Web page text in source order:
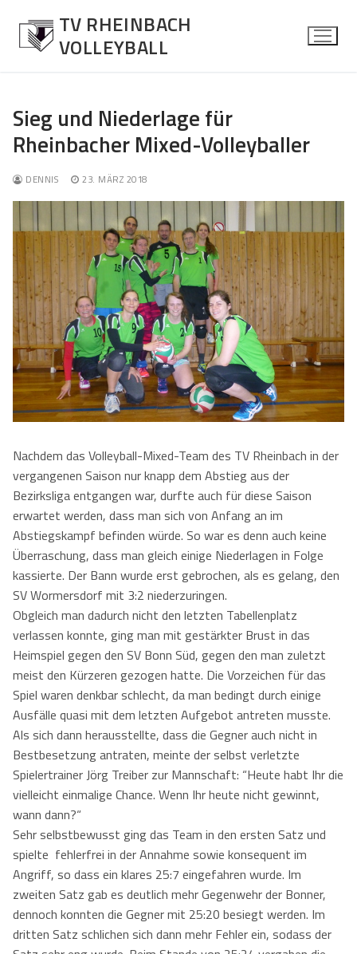
Inhalt
springen
TV RHEINBACH
VOLLEYBALL
News
Allgemein
Spielberichte
Herren
Über die Mannschaft
Kontaktformular
Damen
Über die Mannschaft
Kontaktformular
Mixed
Über die Mannschaft
Kontaktformular
Jugend
Über die Mannschaft
Kontaktformular
Senioren Mixed
Über die Mannschaft
Kontaktformular
Fotos
Herren
Damen
Mixed
Kontakt
Kontaktformular
Anfahrt
Impressum
Datenschutzerklärung
Jobs
Sieg und Niederlage für
Rheinbacher Mixed-Volleyballer
DENNIS 23. MÄRZ 2018
Nachdem das Volleyball-Mixed-Team des TV Rheinbach in der
vergangenen Saison nur knapp dem Abstieg aus der
Bezirksliga entgangen war, durfte auch für diese Saison
erwartet werden, dass man sich von Anfang an im
Abstiegskampf befinden würde. So war es denn auch keine
Überraschung, dass man gleich einige Niederlagen in Folge
kassierte. Der Bann wurde erst gebrochen, als es gelang, den
SV Wormersdorf mit 3:2 niederzuringen.
Obgleich man dadurch nicht den letzten Tabellenplatz
verlassen konnte, ging man mit gestärkter Brust in das
Heimspiel gegen den SV Bonn Süd, gegen den man zuletzt
meist den Kürzeren gezogen hatte. Die Vorzeichen für das
Spiel waren denkbar schlecht, da man bedingt durch einige
Ausfälle quasi mit dem letzten Aufgebot antreten musste.
Als sich dann herausstellte, dass die Gegner auch nicht in
Bestbesetzung antraten, meinte der selbst verletzte
Spielertrainer Jörg Treiber zur Mannschaft: “Heute habt Ihr die
vielleicht einmalige Chance. Wenn Ihr heute nicht gewinnt,
wann dann?“
Sehr selbstbewusst ging das Team in den ersten Satz und
spielte fehlerfrei in der Annahme sowie konsequent im
Angriff, so dass ein klares 25:7 eingefahren wurde. Im
zweiten Satz gab es deutlich mehr Gegenwehr der Bonner,
dennoch konnten die Gegner mit 25:20 besiegt werden. Im
dritten Satz schlichen sich dann mehr Fehler ein, sodass der